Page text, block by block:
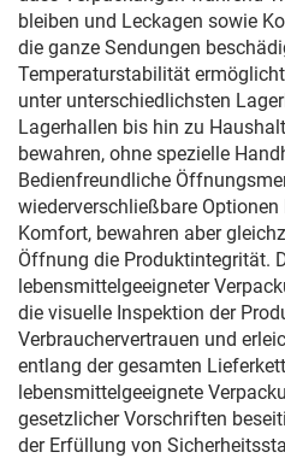
bleiben und Leckagen sowie
die ganze Sendungen
Temperaturstabilität
unter unterschiedlichsten
Lagerhallen bis hin zu
bewahren, ohne spezielle
Bedienfreundliche
wiederverschließbare Optionen
Komfort, bewahren aber
Öffnung die Produktintegrität.
lebensmittelgeeigneter
die visuelle Inspektion der
Verbrauchervertrauen und
entlang der gesamten
lebensmittelgeeignete
gesetzlicher Vorschriften
der Erfüllung von